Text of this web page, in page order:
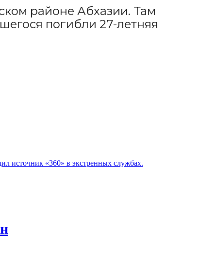
районе Абхазии. Там
погибли 27-летняя
источник «360» в экстренных службах.